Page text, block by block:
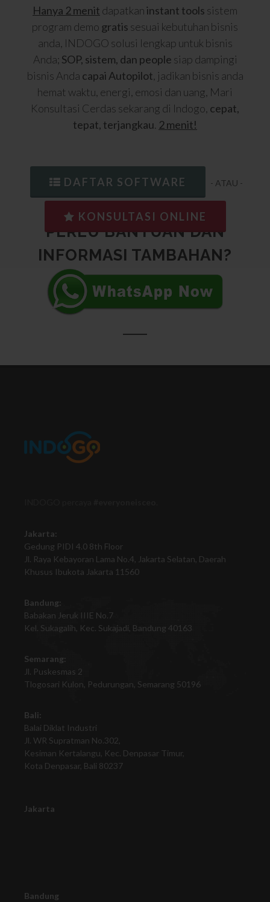
Hanya 2 menit dapatkaninstant tools sistem
program demo gratis sesuai kebutuhan bisnis
anda, INDOGO solusi lengkap untuk bisnis
Anda; SOP, sistem, dan people siap dampingi
bisnis Anda capai Autopilot, jadikan bisnis anda
hemat waktu, energi, emosi dan uang, Mari
Konsultasi Cerdas sekarang di Indogo, cepat,
tepat, terjangkau. 2 menit!
DAFTAR SOFTWARE - ATAU -
KONSULTASI ONLINE
PERLU BANTUAN DAN
INFORMASI TAMBAHAN?
Jakarta:
Gedung PIDI 4.0 8th Floor
Jl. Raya Kebayoran Lama No.4, Jakarta Selatan, Daerah
Khusus Ibukota Jakarta 11560
Bandung:
Babakan Jeruk IIIE No.7
Kel. Sukagalih, Kec. Sukajadi, Bandung 40163
Semarang:
Jl. Puskesmas 2
Tlogosari Kulon, Pedurungan, Semarang 50196
Bali:
Balai Diklat Industri
Jl. WR Supratman No.302,
Kesiman Kertalangu, Kec. Denpasar Timur,
Kota Denpasar, Bali 80237
Jakarta
Bandung